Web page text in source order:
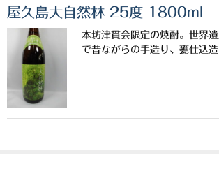
お問合わせ
屋久島大自然林 25度 1800ml
本坊津貫会限定の焼酎。世界遺
で昔ながらの手造り、甕仕込